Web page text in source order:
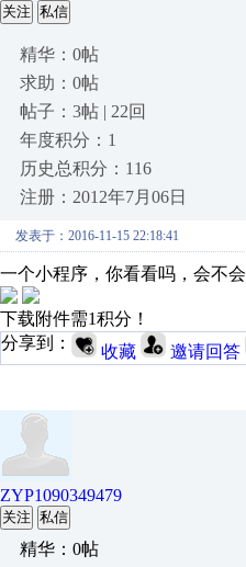
关注 私信
精华：0帖
求助：0帖
帖子：3帖 | 22回
年度积分：1
历史总积分：116
注册：2012年7月06日
发表于：2016-11-15 22:18:41
一个小程序，你看看吗，会不会
下载附件需1积分！
分享到：
收藏 邀请回答
ZYP1090349479
关注 私信
精华：0帖